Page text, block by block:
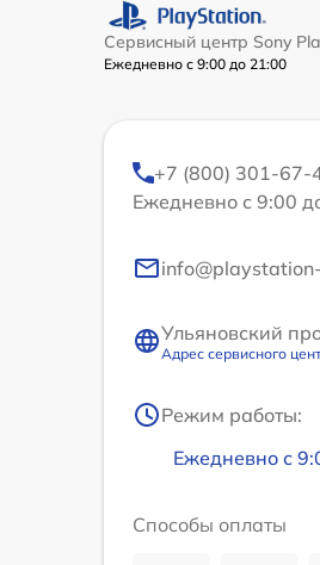
Сервисный центр Sony
Ежедневно с 9:00 до 21:00
+7 (800) 301-67-
Ежедневно с 9:00
Ульяновский
Адрес сервисного
Режим работы:
Ежедневно с
Способы оплаты